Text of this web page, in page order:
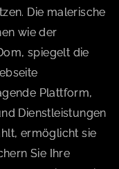
Die malerische
wie der
spiegelt die
Plattform,
Dienstleistungen
ermöglicht sie
Sie Ihre